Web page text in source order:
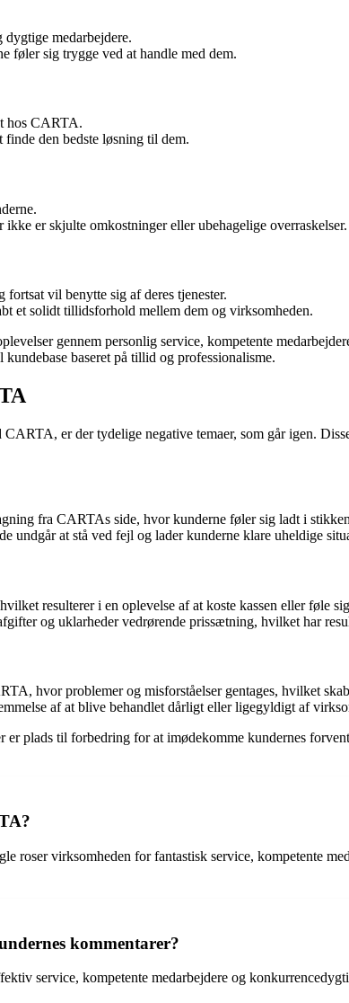
medarbejdere.
føler sig trygge ved at handle med dem.
hos CARTA.
den bedste løsning til dem.
er skjulte omkostninger eller ubehagelige overraskelser.
vil benytte sig af deres tjenester.
et solidt tillidsforhold mellem dem og virksomheden.
gennem personlig service, kompetente
baseret på tillid og professionalisme.
er der tydelige negative temaer, som går igen.
fra CARTAs side, hvor kunderne føler sig ladt i
at stå ved fejl og lader kunderne klare uheldige
resulterer i en oplevelse af at koste kassen eller føle
og uklarheder vedrørende prissætning, hvilket har
hvor problemer og misforståelser gentages, hvilket
af at blive behandlet dårligt eller ligegyldigt af
plads til forbedring for at imødekomme kundernes
virksomheden for fantastisk service, kompetente
kommentarer?
service, kompetente medarbejdere og